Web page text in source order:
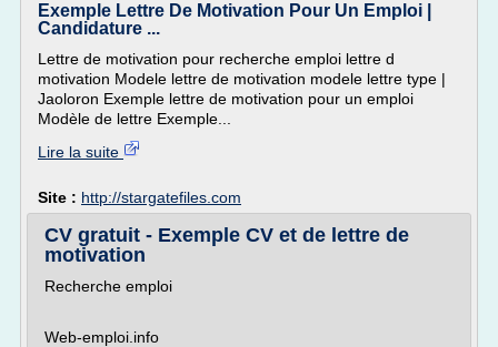
Exemple Lettre De Motivation Pour Un Emploi |
Candidature ...
Lettre de motivation pour recherche emploi lettre d
motivation Modele lettre de motivation modele lettre type |
Jaoloron Exemple lettre de motivation pour un emploi
Modèle de lettre Exemple...
Lire la suite
Site : http://stargatefiles.com
CV gratuit - Exemple CV et de lettre de
motivation
Recherche emploi
Web-emploi.info